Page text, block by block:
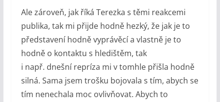
Ale zároveň, jak říká Terezka s těmi reakcemi
publika, tak mi přijde hodně hezký, že jak je to
představení hodně vyprávěcí a vlastně je to
hodně o kontaktu s hledištěm, tak
i např. dnešní repríza mi v tomhle přišla hodně
silná. Sama jsem trošku bojovala s tím, abych se
tím nenechala moc ovlivňovat. Abych to